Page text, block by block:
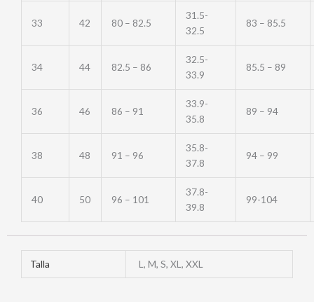
33 42 80 – 82.5
31.5-
32.5
83 – 85.5
34 44 82.5 – 86
32.5-
33.9
85.5 – 89
36 46 86 – 91
33.9-
35.8
89 – 94
38 48 91 – 96
35.8-
37.8
94 – 99
40 50 96 – 101
37.8-
39.8
99-104
Talla L, M, S, XL, XXL